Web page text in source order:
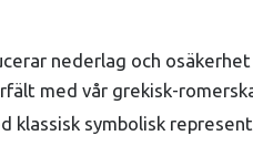
nederlag och
med vår grekisk-
klassisk symbolisk